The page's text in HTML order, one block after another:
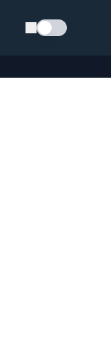
Schimba tema